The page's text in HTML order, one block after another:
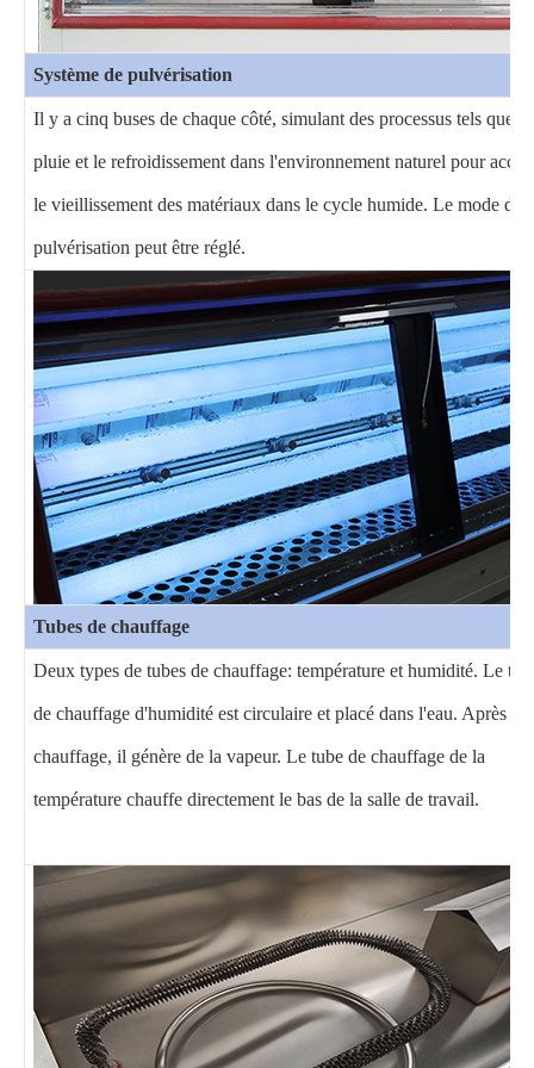
Système de pulvérisation
Il y a cinq buses de chaque côté, simulant des processus tels que la
pluie et le refroidissement dans l'environnement naturel pour
le vieillissement des matériaux dans le cycle humide. Le mode de
pulvérisation peut être réglé.
Tubes de chauffage
Deux types de tubes de chauffage: température et humidité. Le
de chauffage d'humidité est circulaire et placé dans l'eau. Après
chauffage, il génère de la vapeur. Le tube de chauffage de la
température chauffe directement le bas de la salle de travail.